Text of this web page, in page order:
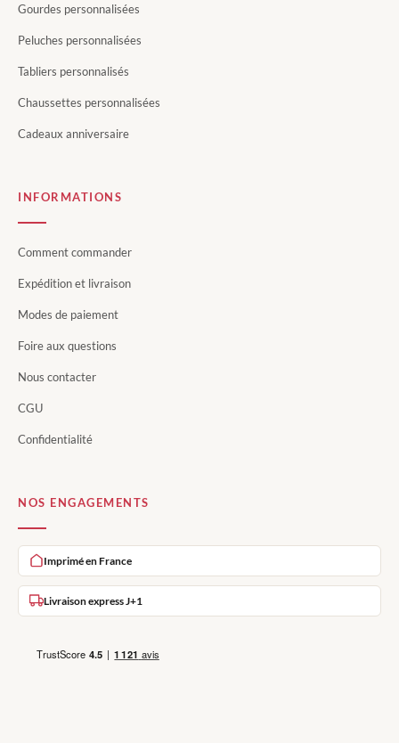
Gourdes personnalisées
Peluches personnalisées
Tabliers personnalisés
Chaussettes personnalisées
Cadeaux anniversaire
INFORMATIONS
Comment commander
Expédition et livraison
Modes de paiement
Foire aux questions
Nous contacter
CGU
Confidentialité
NOS ENGAGEMENTS
Imprimé en France
Livraison express J+1